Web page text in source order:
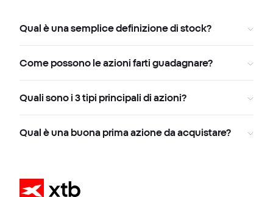
Qual è una semplice definizione di stock?
Come possono le azioni farti guadagnare?
Quali sono i 3 tipi principali di azioni?
Qual è una buona prima azione da acquistare?